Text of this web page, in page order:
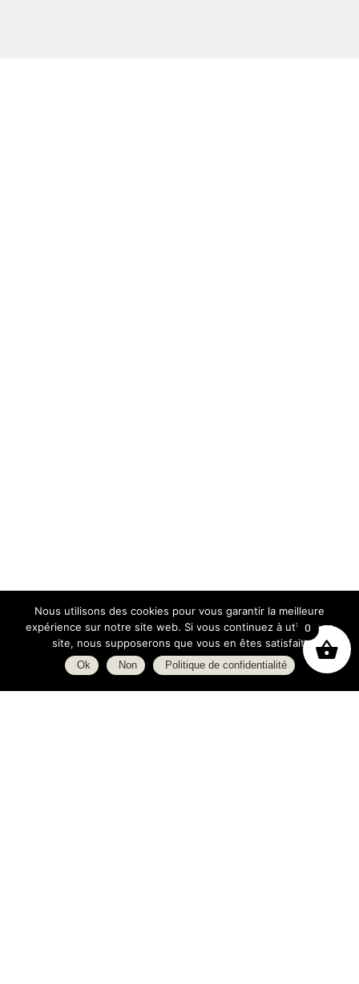
0
Nous utilisons des cookies pour vous garantir la meilleure
expérience sur notre site web. Si vous continuez à utiliser ce
site, nous supposerons que vous en êtes satisfait.
Ok Non Politique de confidentialité